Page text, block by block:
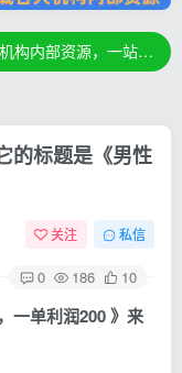
最强网赚教程大全，小投入，大回报！
最强网赚教程大全，小投入，大回报！
的标题是《男性
关注 私信
0 186 10
一单利润200 》来